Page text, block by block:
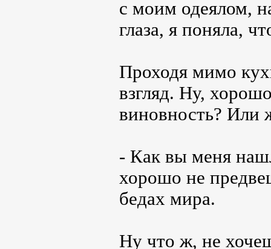
с моим одеялом,
глаза, я поняла,
Проходя мимо
взгляд. Ну,
виновность? Или
- Как вы меня
хорошо не
бедах мира.
Ну что ж, не